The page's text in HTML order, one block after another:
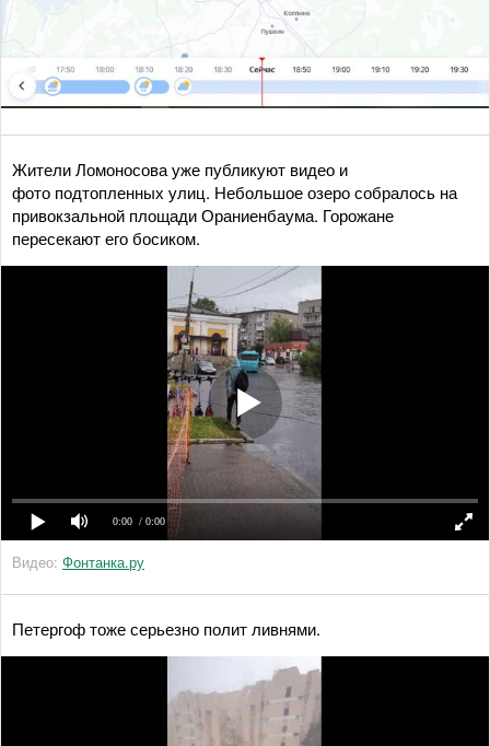
Жители Ломоносова уже публикуют видео и
фото подтопленных улиц. Небольшое озеро собралось на
привокзальной площади Ораниенбаума. Горожане
пересекают его босиком.
0:00 / 0:00
Видео: Фонтанка.ру
Петергоф тоже серьезно полит ливнями.